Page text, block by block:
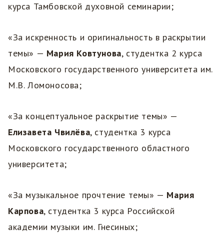
курса Тамбовской духовной семинарии;
«За искренность и оригинальность в раскрытии
темы» — Мария Ковтунова, студентка 2 курса
Московского государственного университета им.
М.В. Ломоносова;
«За концептуальное раскрытие темы» —
Елизавета Чвилёва, студентка 3 курса
Московского государственного областного
университета;
«За музыкальное прочтение темы» — Мария
Карпова, студентка 3 курса Российской
академии музыки им. Гнесиных;